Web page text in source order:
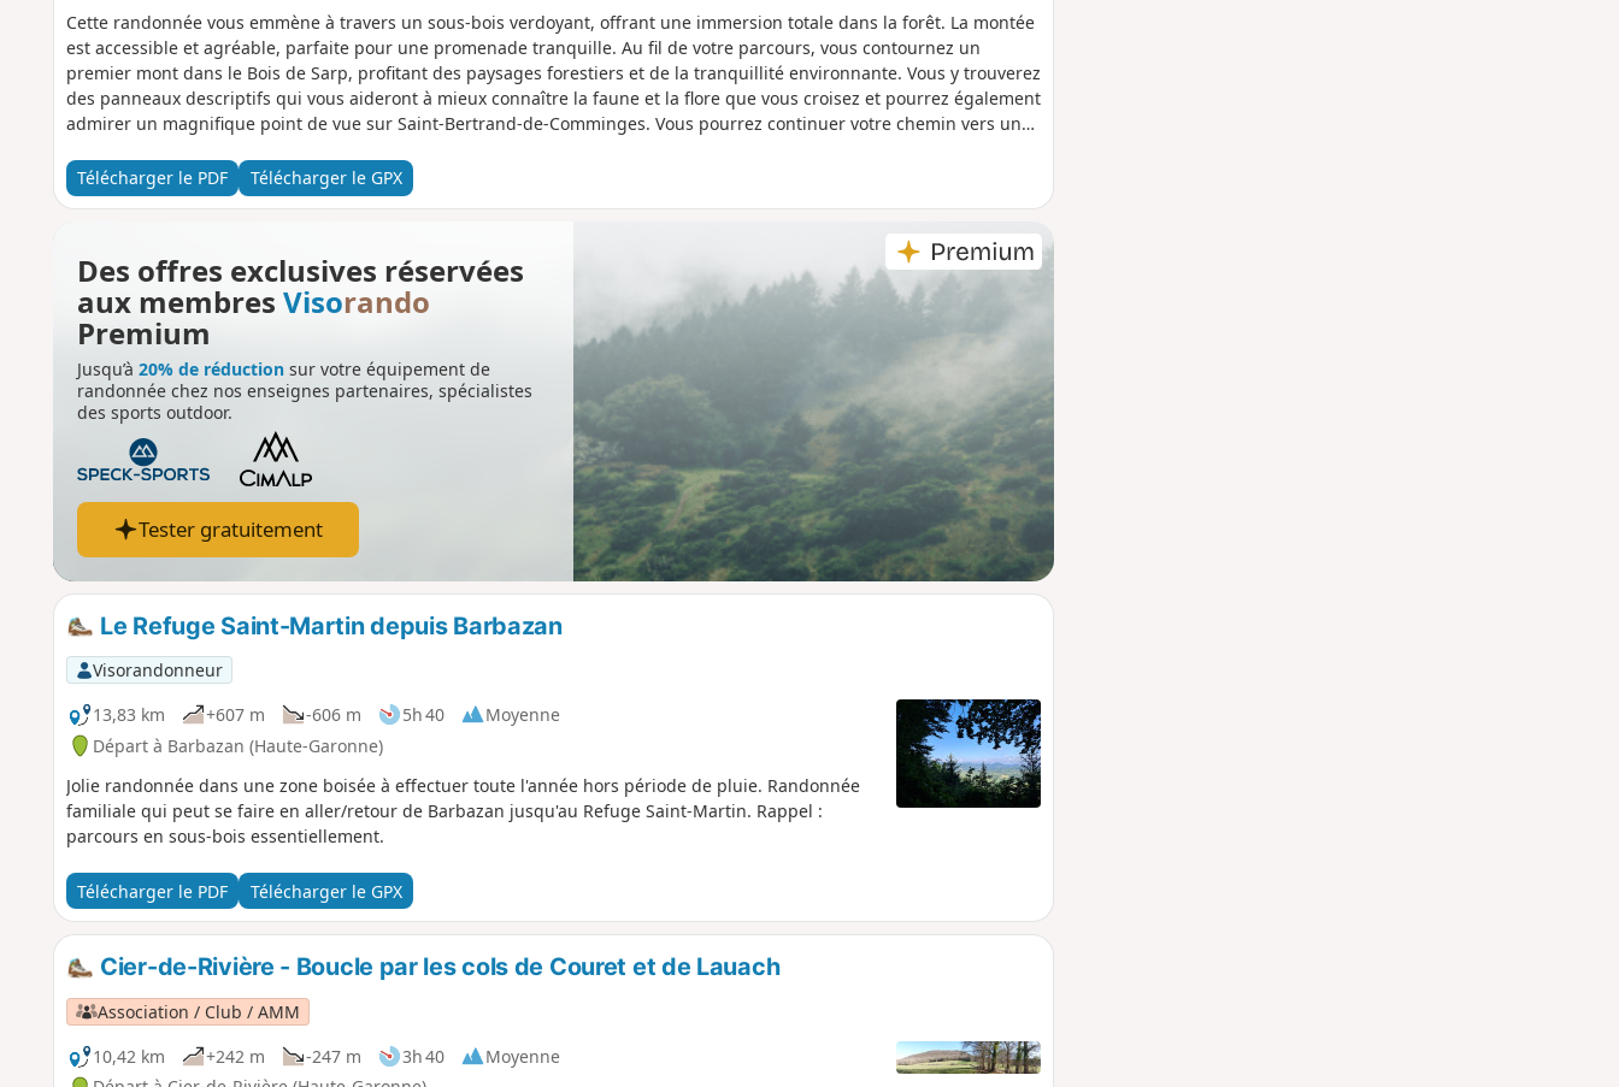
Cette randonnée vous emmène à travers un sous-bois verdoyant, offrant une immersion totale dans la forêt. La montée
est accessible et agréable, parfaite pour une promenade tranquille. Au fil de votre parcours, vous contournez un
premier mont dans le Bois de Sarp, profitant des paysages forestiers et de la tranquillité environnante. Vous y trouverez
des panneaux descriptifs qui vous aideront à mieux connaître la faune et la flore que vous croisez et pourrez également
admirer un magnifique point de vue sur Saint-Bertrand-de-Comminges. Vous pourrez continuer votre chemin vers un
Télécharger le PDF
Télécharger le GPX
Des offres exclusives réservées
aux membres Visorando
Premium
Jusqu’à 20% de réductionsur votre équipement de
randonnée chez nos enseignes partenaires, spécialistes
des sports outdoor.
Tester gratuitement
Le Refuge Saint-Martin depuis Barbazan
Visorandonneur
13,83 km
+607 m -606 m 5h 40
Moyenne
Départ à Barbazan (Haute-Garonne)
Jolie randonnée dans une zone boisée à effectuer toute l'année hors période de pluie. Randonnée
familiale qui peut se faire en aller/retour de Barbazan jusqu'au Refuge Saint-Martin. Rappel :
parcours en sous-bois essentiellement.
Télécharger le PDF Télécharger le GPX
Cier-de-Rivière - Boucle par les cols de Couret et de Lauach
Association / Club / AMM
10,42 km
+242 m -247 m 3h 40
Moyenne